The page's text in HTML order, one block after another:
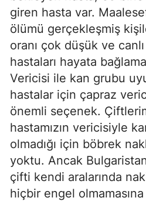
giren hasta var.
ölümü gerçekleşmiş
oranı çok düşük ve
hastaları hayata
Vericisi ile kan grubu
hastalar için çapraz
önemli seçenek.
hastamızın vericisiyle
olmadığı için böbrek
yoktu. Ancak
çifti kendi aralarında
hiçbir engel